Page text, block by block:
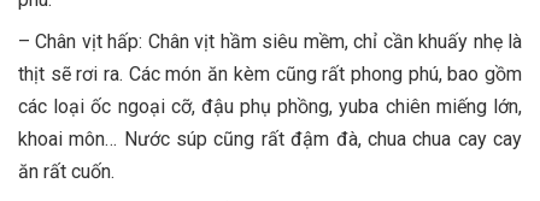
– Chân vịt hấp: Chân vịt hầm siêu mềm, chỉ cần khuấy nhẹ là
thịt sẽ rơi ra. Các món ăn kèm cũng rất phong phú, bao gồm
các loại ốc ngoại cỡ, đậu phụ phồng, yuba chiên miếng lớn,
khoai môn… Nước súp cũng rất đậm đà, chua chua cay cay
ăn rất cuốn.